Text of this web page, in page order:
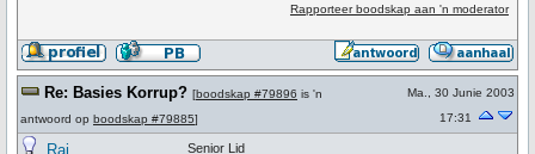
Rapporteer boodskap aan 'n moderator
Re: Basies Korrup? [boodskap #79896 is 'n
antwoord op boodskap #79885]
Ma., 30 Junie 2003
17:31
Raj Senior Lid